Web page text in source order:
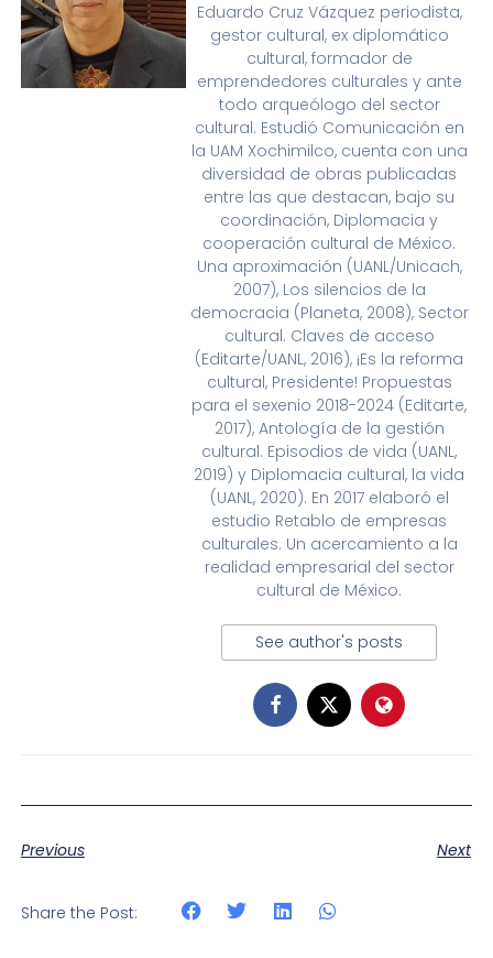
Eduardo Cruz Vázquez periodista,
gestor cultural, ex diplomático
cultural, formador de
emprendedores culturales y ante
todo arqueólogo del sector
cultural. Estudió Comunicación en
la UAM Xochimilco, cuenta con una
diversidad de obras publicadas
entre las que destacan, bajo su
coordinación, Diplomacia y
cooperación cultural de México.
Una aproximación (UANL/Unicach,
2007), Los silencios de la
democracia (Planeta, 2008), Sector
cultural. Claves de acceso
(Editarte/UANL, 2016), ¡Es la reforma
cultural, Presidente! Propuestas
para el sexenio 2018-2024 (Editarte,
2017), Antología de la gestión
cultural. Episodios de vida (UANL,
2019) y Diplomacia cultural, la vida
(UANL, 2020). En 2017 elaboró el
estudio Retablo de empresas
culturales. Un acercamiento a la
realidad empresarial del sector
cultural de México.
See author's posts
Previous Next
Share the Post: